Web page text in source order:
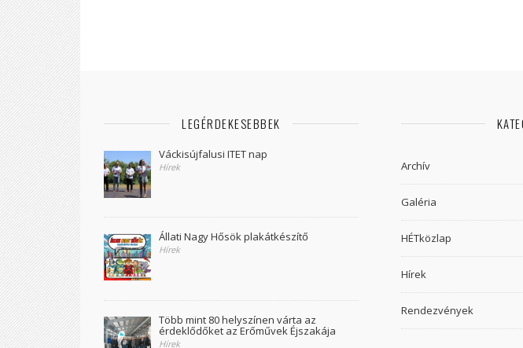
LEGÉRDEKESEBBEK
Váckisújfalusi ITET nap
Hírek
Állati Nagy Hősök plakátkészítő
Hírek
Több mint 80 helyszínen várta az
érdeklődőket az Erőművek Éjszakája
Hírek
Archív
Galéria
HÉTközlap
Hírek
Rendezvények